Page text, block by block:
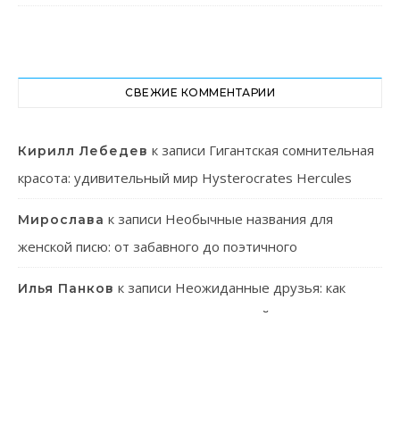
СВЕЖИЕ КОММЕНТАРИИ
Кирилл Лебедев к записи Гигантская сомнительная
красота: удивительный мир Hysterocrates Hercules
Мирослава к записи Необычные названия для
женской писю: от забавного до поэтичного
Илья Панков к записи Неожиданные друзья: как
человек использует паразитов в своей практике